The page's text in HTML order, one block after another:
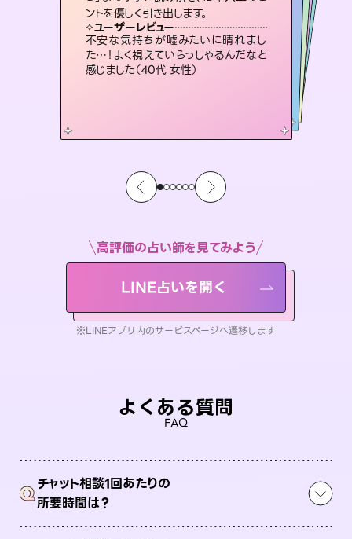
ントを優しく引き出します。
ユーザーレビュー
不安な気持ちが嘘みたいに晴れまし
た…！よく視えていらっしゃるんだなと
感じました（40代 女性）
紐解き、背中をそっと押して導きます。
ユーザーレビュー
安心感のあり、言い切ってくれる所や濁
さない鑑定のおかげで、毎回自分の気
持ちを整えられます（30代 男性）
体的な対策をお伝えします。
ユーザーレビュー
複雑な背景もしっかり聞いて鑑定して
いただけました。気持ちが楽になりまし
た（50代 女性）
ユーザーレビュー
職場の人の性質や人間関係、本心など
本当によく視えていてびっくり。対策が
打てて前向きになれます（40代）
ユーザーレビュー
鑑定していただいてアドバイス通りに行
動すると仲が復活してきました。ありが
とうございました（40代 女性）
い未来をサポートします。
ユーザーレビュー
とても心温まる鑑定でした。しかもこち
らは何も言っていないのに視えていらっ
しゃるんだなと驚きです（30代女性）
高評価の占い師を見てみよう
LINE占いを開く
※LINEアプリ内のサービスページへ遷移します
よくある質問
FAQ
Qチャット相談1回あたりの
所要時間は？